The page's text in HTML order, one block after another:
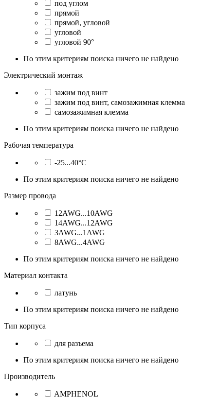
под углом
прямой
прямой, угловой
угловой
угловой 90°
По этим критериям поиска ничего не найдено
Электрический монтаж
зажим под винт
зажим под винт, самозажимная клемма
самозажимная клемма
По этим критериям поиска ничего не найдено
Рабочая температура
-25...40°C
По этим критериям поиска ничего не найдено
Размер провода
12AWG...10AWG
14AWG...12AWG
3AWG...1AWG
8AWG...4AWG
По этим критериям поиска ничего не найдено
Материал контакта
латунь
По этим критериям поиска ничего не найдено
Тип корпуса
для разъема
По этим критериям поиска ничего не найдено
Производитель
AMPHENOL